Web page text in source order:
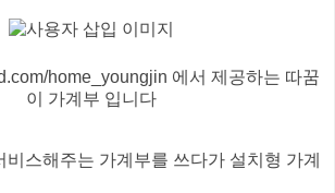
home_youngjin 에서 제공하는 따꿈
이 가계부 입니다
비스해주는 가계부를 쓰다가 설치형 가계